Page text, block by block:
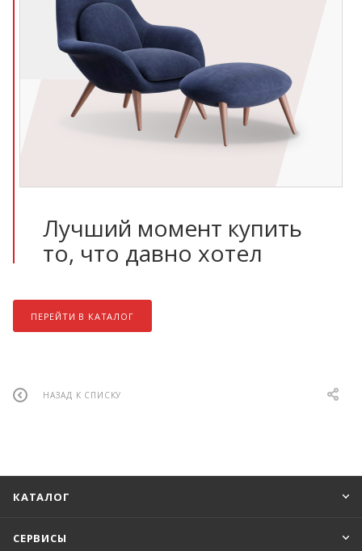
Лучший момент купить
то, что давно хотел
ПЕРЕЙТИ В КАТАЛОГ
НАЗАД К СПИСКУ
КАТАЛОГ
СЕРВИСЫ